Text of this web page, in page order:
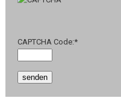
CAPTCHA Code:*